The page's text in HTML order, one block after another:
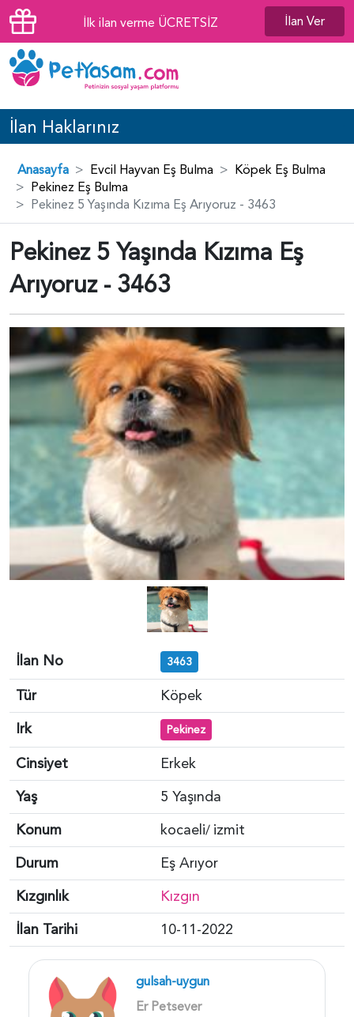
İlk ilan verme ÜCRETSİZ İlan Ver
İlan Haklarınız
Anasayfa Evcil Hayvan Eş Bulma
Köpek Eş Bulma
Pekinez Eş Bulma
Pekinez 5 Yaşında Kızıma Eş Arıyoruz - 3463
Pekinez 5 Yaşında Kızıma Eş
Arıyoruz - 3463
İlan No 3463
Tür
Köpek
Irk
Pekinez
Cinsiyet
Erkek
Yaş
5 Yaşında
Konum
kocaeli/ izmit
Durum
Eş Arıyor
Kızgınlık
Kızgın
İlan Tarihi
10-11-2022
gulsah-uygun
Er Petsever